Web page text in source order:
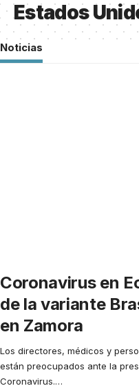
Estados
Noticias
Coronavirus en
de la variante
en Zamora
Los directores, médicos y
están preocupados ante la
Coronavirus.…